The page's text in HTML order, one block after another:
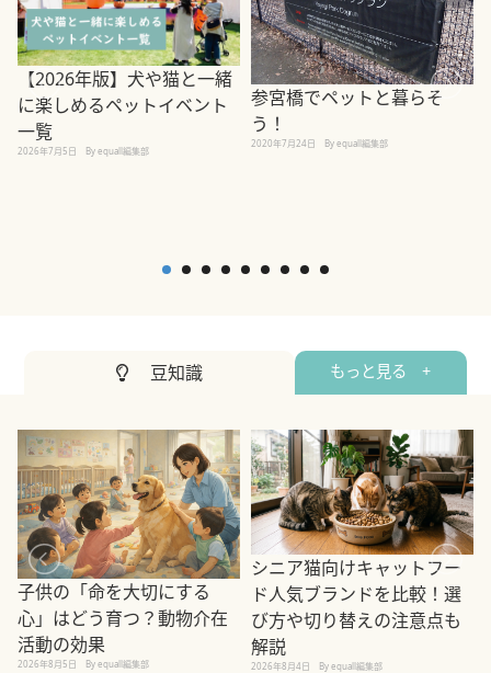
【2026年版】犬や猫と一緒
に楽しめるペットイベント
一覧
2026年7月5日 By equall編集部
参宮橋でペットと暮らそ
う！
2020年7月24日 By equall編集部
豆知識 もっと見る +
子供の「命を大切にする
心」はどう育つ？動物介在
活動の効果
2026年8月5日 By equall編集部
シニア猫向けキャットフー
ド人気ブランドを比較！選
び方や切り替えの注意点も
解説
2026年8月4日 By equall編集部